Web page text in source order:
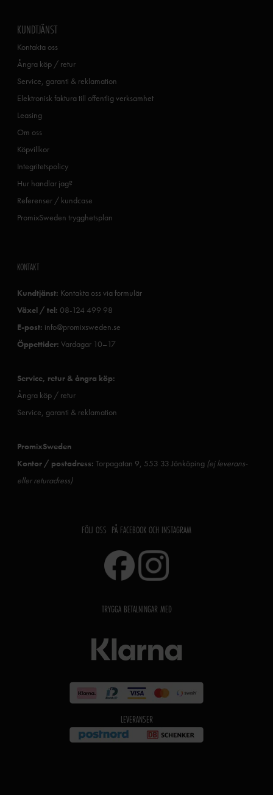
KUNDTJÄNST
Kontakta oss
Ångra köp / retur
Service, garanti & reklamation
Elektronisk faktura till offentlig verksamhet
Leasing
Om oss
Köpvillkor
Integritetspolicy
Hur handlar jag?
Referenser / kundcase
PromixSweden trygghetsplan
KONTAKT
Kundtjänst: Kontakta oss via formulär
Växel / tel: 08-124 499 98
E-post: info@promixsweden.se
Öppettider: Vardagar 10–17
Service, retur & ångra köp:
Ångra köp / retur
Service, garanti & reklamation
PromixSweden
Kontor / postadress: Torpagatan 9, 553 33 Jönköping (ej leverans-
eller returadress)
FÖLJ OSS PÅ FACEBOOK OCH INSTAGRAM
TRYGGA BETALNINGAR MED
LEVERANSER